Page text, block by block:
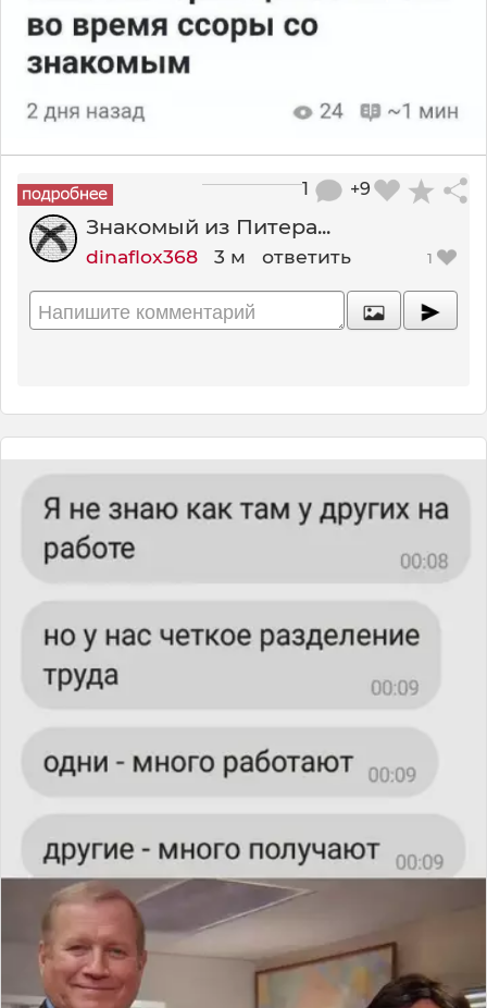
+9
1
Знакомый из Питера...
dinaflox368 3 м ответить 1